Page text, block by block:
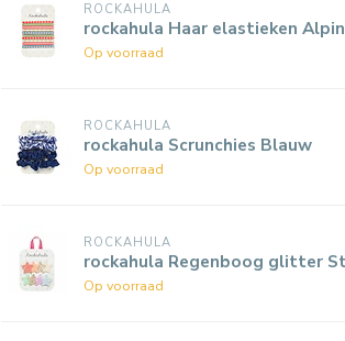
ROCKAHULA
rockahula Haar elastieken
Op voorraad
ROCKAHULA
rockahula Scrunchies Blauw
Op voorraad
ROCKAHULA
rockahula Regenboog glitter
Op voorraad